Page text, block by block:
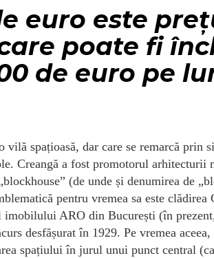
euro este
poate fi
de euro pe
spațioasă, dar care se remarcă prin
Creangă a fost promotorul arhitecturii
(de unde și denumirea de
pentru vremea sa este clădirea
ARO din București (în
desfășurat în 1929. Pe vremea
spațiului în jurul unui punct central